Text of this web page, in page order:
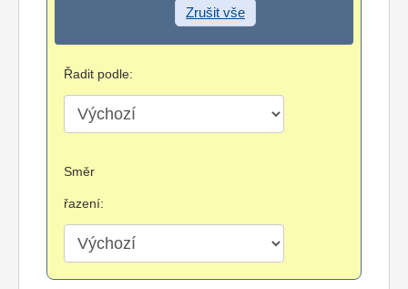
Zrušit vše
Řadit podle:
Směr
řazení: